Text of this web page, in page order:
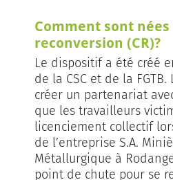
Comment sont
reconversion (CR)?
Le dispositif a été créé
de la CSC et de la FGTB.
créer un partenariat
que les travailleurs
licenciement collectif
de l’entreprise S.A.
Métallurgique à
point de chute pour se